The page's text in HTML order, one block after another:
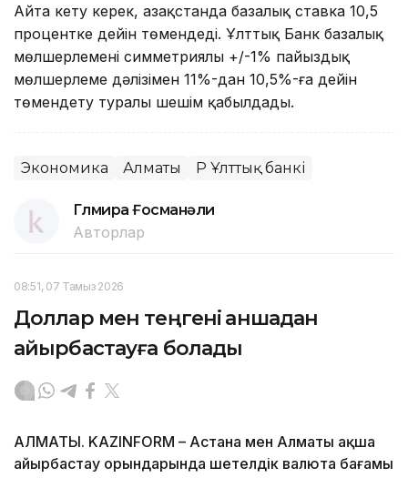
Айта кету керек, Қазақстанда базалық ставка 10,5
процентке дейін төмендеді. Ұлттық Банк базалық
мөлшерлемені симметриялы +/-1% пайыздық
мөлшерлеме дәлізімен 11%-дан 10,5%-ға дейін
төмендету туралы шешім қабылдады.
Экономика Алматы ҚР Ұлттық банкі
Гүлмира Ғосманәли
Авторлар
08:51, 07 Тамыз 2026
Доллар мен теңгені қаншадан
айырбастауға болады
АЛМАТЫ. KAZINFORM – Астана мен Алматы ақша
айырбастау орындарында шетелдік валюта бағамы